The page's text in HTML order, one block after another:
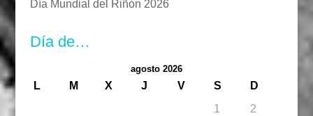
Día Mundial del Riñón 2026
Día de…
agosto 2026
L M X J V S
D
1
2